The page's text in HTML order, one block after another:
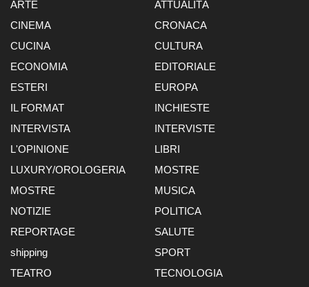
ARTE
ATTUALITÀ
CINEMA
CRONACA
CUCINA
CULTURA
ECONOMIA
EDITORIALE
ESTERI
EUROPA
IL FORMAT
INCHIESTE
INTERVISTA
INTERVISTE
L'OPINIONE
LIBRI
LUXURY/OROLOGERIA
MOSTRE
MOSTRE
MUSICA
NOTIZIE
POLITICA
REPORTAGE
SALUTE
shipping
SPORT
TEATRO
TECNOLOGIA